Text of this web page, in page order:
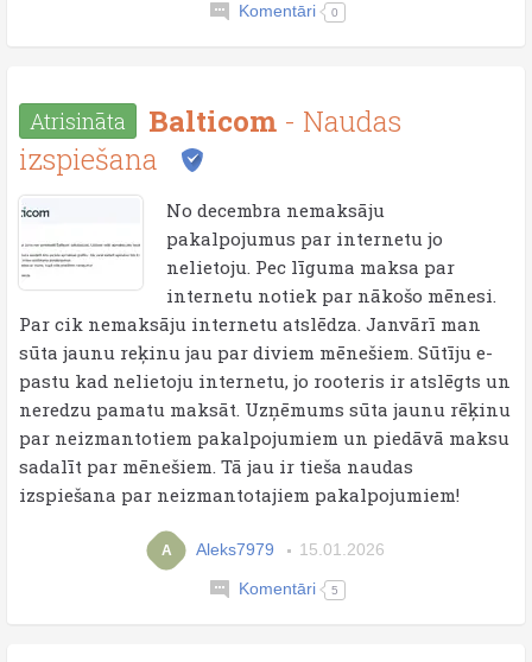
Komentāri 0
Atrisināta Balticom - Naudas
izspiešana
No decembra nemaksāju
pakalpojumus par internetu jo
nelietoju. Pec līguma maksa par
internetu notiek par nākošo mēnesi.
Par cik nemaksāju internetu atslēdza. Janvārī man
sūta jaunu reķinu jau par diviem mēnešiem. Sūtīju e-
pastu kad nelietoju internetu, jo rooteris ir atslēgts un
neredzu pamatu maksāt. Uzņēmums sūta jaunu rēķinu
par neizmantotiem pakalpojumiem un piedāvā maksu
sadalīt par mēnešiem. Tā jau ir tieša naudas
izspiešana par neizmantotajiem pakalpojumiem!
A Aleks7979 15.01.2026
Komentāri 5